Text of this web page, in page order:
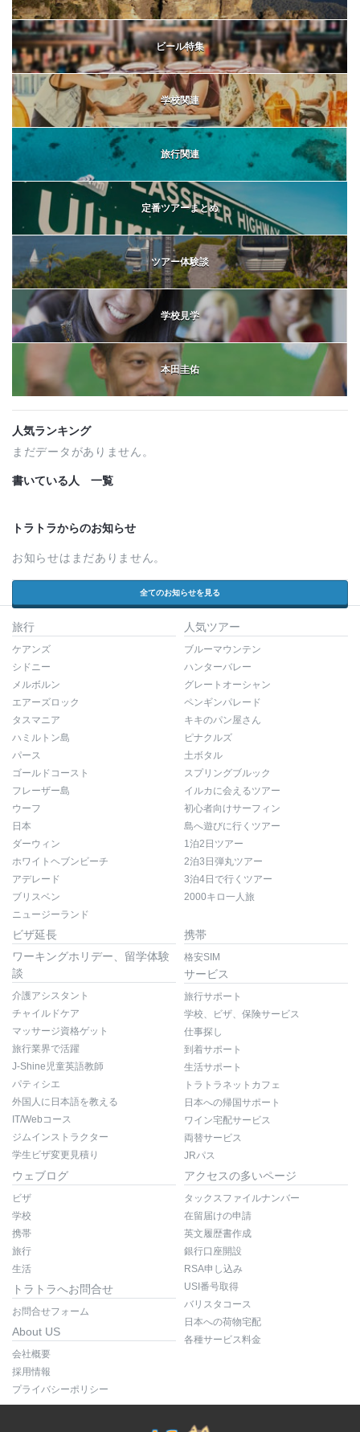
ビール特集
学校関連
旅行関連
定番ツアーまとめ
ツアー体験談
学校見学
本田圭佑
人気ランキング
まだデータがありません。
書いている人 一覧
トラトラからのお知らせ
お知らせはまだありません。
全てのお知らせを見る
旅行
ケアンズ
シドニー
メルボルン
エアーズロック
タスマニア
ハミルトン島
パース
ゴールドコースト
フレーザー島
ウーフ
日本
ダーウィン
ホワイトヘブンビーチ
アデレード
ブリスベン
ニュージーランド
人気ツアー
ブルーマウンテン
ハンターバレー
グレートオーシャン
ペンギンパレード
キキのパン屋さん
ピナクルズ
土ボタル
スプリングブルック
イルカに会えるツアー
初心者向けサーフィン
島へ遊びに行くツアー
1泊2日ツアー
2泊3日弾丸ツアー
3泊4日で行くツアー
2000キロ一人旅
ビザ延長
ワーキングホリデー、留学体験
談
介護アシスタント
チャイルドケア
マッサージ資格ゲット
旅行業界で活躍
J-Shine児童英語教師
パティシエ
外国人に日本語を教える
IT/Webコース
ジムインストラクター
学生ビザ変更見積り
携帯
格安SIM
サービス
旅行サポート
学校、ビザ、保険サービス
仕事探し
到着サポート
生活サポート
トラトラネットカフェ
日本への帰国サポート
ワイン宅配サービス
両替サービス
JRパス
ウェブログ
ビザ
学校
携帯
旅行
生活
トラトラへお問合せ
お問合せフォーム
About US
会社概要
採用情報
プライバシーポリシー
アクセスの多いページ
タックスファイルナンバー
在留届けの申請
英文履歴書作成
銀行口座開設
RSA申し込み
USI番号取得
バリスタコース
日本への荷物宅配
各種サービス料金